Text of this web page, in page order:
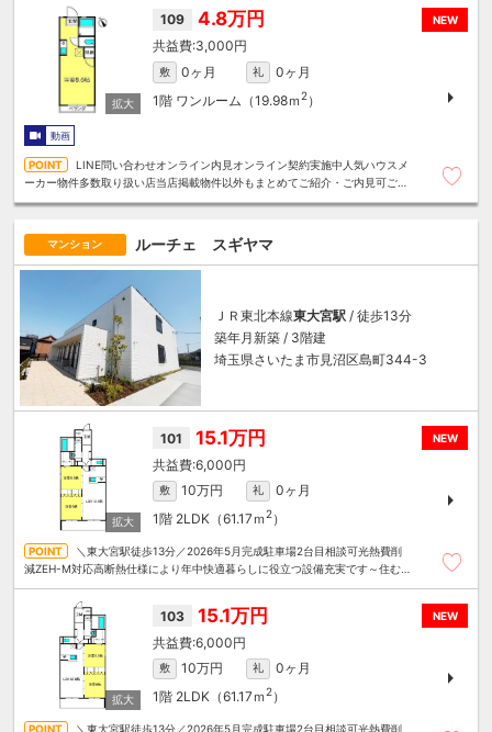
NEW
109 4.8万円
3,000円
敷 0ヶ月 礼
0ヶ月
1階 ワンルーム（19.98ｍ 2）
動画
LINE問い合わせオンライン内見オンライン契約実施中人気ハウスメ
ーカー物件多数取り扱い店当店掲載物件以外もまとめてご紹介・ご内見可ご予
マンション ルーチェ スギヤマ
ＪＲ東北本線東大宮駅 / 徒歩13分
築年月新築 / 3階建
埼玉県さいたま市見沼区島町344-3
NEW
101 15.1万円
6,000円
敷 10万円 礼
0ヶ月
1階 2LDK（61.17ｍ 2）
＼東大宮駅徒歩13分／2026年5月完成駐車場2台目相談可光熱費削
減ZEH-M対応高断熱仕様により年中快適暮らしに役立つ設備充実です～住むこ
NEW
103 15.1万円
6,000円
敷 10万円 礼
0ヶ月
1階 2LDK（61.17ｍ 2）
＼東大宮駅徒歩13分／2026年5月完成駐車場2台目相談可光熱費削